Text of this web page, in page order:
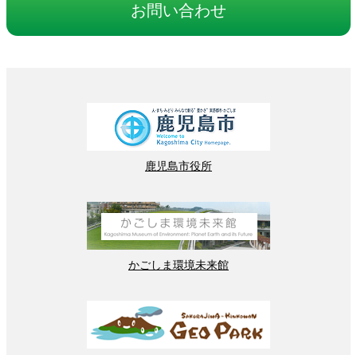
お問い合わせ
鹿児島市役所
かごしま 環境未来館